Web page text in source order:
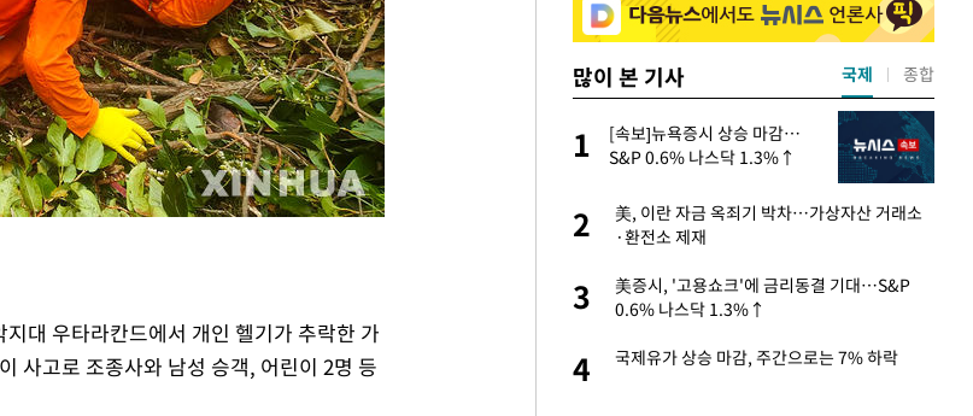
대 우타라칸드에서 개인 헬기가 추락한 가
사고로 조종사와 남성 승객, 어린이 2명 등
많이 본 기사
1
표창원, 남규리에 15년 만에
사과…"제가 틀렸습니다"
2
"창 3개 띄워도 답답함 없네"…'폴드8 울트
4
오세훈 "용산공원 아파트, 노무현·문재인 철
학 뒤집는 것"
1
[속보]뉴욕증시 상승 마감…
S&P 0.6% 나스닥 1.3%↑
2
美, 이란 자금 옥죄기 박차…가상자산 거래소
·환전소 제재
3
美증시, '고용쇼크'에 금리동결 기대…S&P
0.6% 나스닥 1.3%↑
4 국제유가 상승 마감, 주간으로는 7% 하락
국제 종합